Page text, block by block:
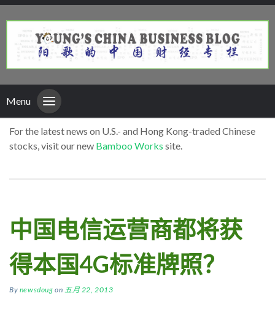
Menu
For the latest news on U.S.- and Hong Kong-traded Chinese
stocks, visit our new Bamboo Works site.
中国电信运营商都将获
得本国4G标准牌照？
By newsdoug on 五月 22, 2013